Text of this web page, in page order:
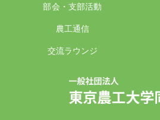
部会・支部活動
農工通信
交流ラウンジ